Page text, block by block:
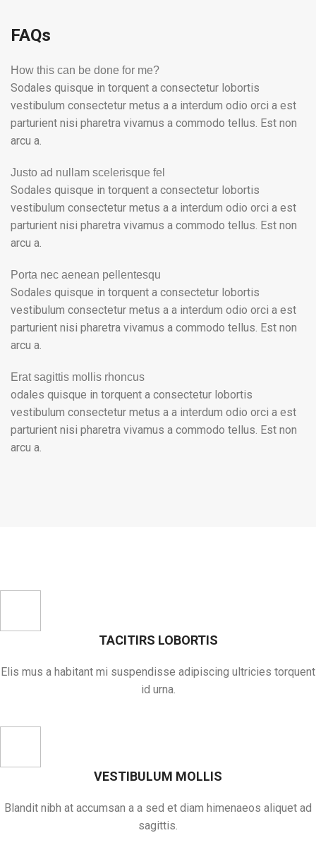
FAQs
How this can be done for me?
Sodales quisque in torquent a consectetur lobortis
vestibulum consectetur metus a a interdum odio orci a est
parturient nisi pharetra vivamus a commodo tellus. Est non
arcu a.
Justo ad nullam scelerisque fel
Sodales quisque in torquent a consectetur lobortis
vestibulum consectetur metus a a interdum odio orci a est
parturient nisi pharetra vivamus a commodo tellus. Est non
arcu a.
Porta nec aenean pellentesqu
Sodales quisque in torquent a consectetur lobortis
vestibulum consectetur metus a a interdum odio orci a est
parturient nisi pharetra vivamus a commodo tellus. Est non
arcu a.
Erat sagittis mollis rhoncus
odales quisque in torquent a consectetur lobortis
vestibulum consectetur metus a a interdum odio orci a est
parturient nisi pharetra vivamus a commodo tellus. Est non
arcu a.
TACITIRS LOBORTIS
Elis mus a habitant mi suspendisse adipiscing ultricies torquent
id urna.
VESTIBULUM MOLLIS
Blandit nibh at accumsan a a sed et diam himenaeos aliquet ad
sagittis.